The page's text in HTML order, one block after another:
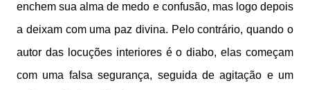
enchem sua alma de medo e confusão, mas logo depois
a deixam com uma paz divina. Pelo contrário, quando o
autor das locuções interiores é o diabo, elas começam
com uma falsa segurança, seguida de agitação e um